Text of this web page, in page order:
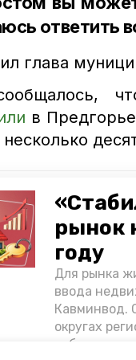
рынок
году
Для рынка
ввода
Кавминвод.
округах
ответить
глава
в
несколько
Предгорья
с главой предгорья